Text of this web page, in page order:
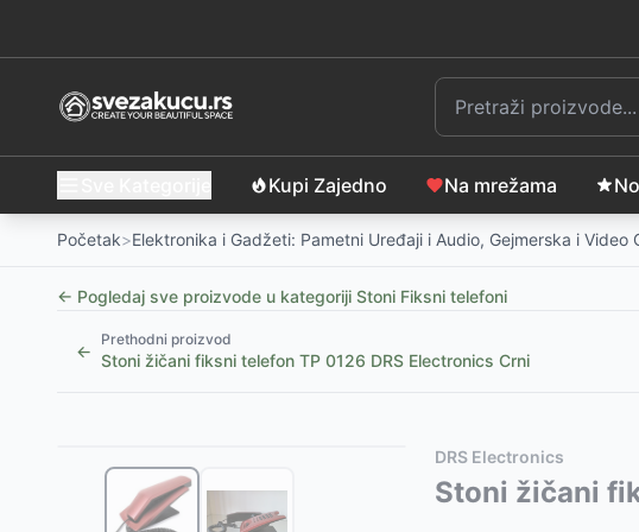
Kupi Zajedno Na mrežama
Početak>Elektronika i Gadžeti: Pametni Uređaji i Audio, Gejmerska i Video
← Pogledaj sve proizvode u kategoriji Stoni Fiksni telefoni
←
Prethodni proizvod
Stoni žičani fiksni telefon TP 0126 DRS Electronics Crni
Fiksni telefon Butler outdoor 2010 vodootporan- 11399RSD
Telefon Panasonic KX-TS520FXB crni
Ovaj proizvod nije dostupan, pogledajte slične proizvode:
Fiksni telefon Butler outdoor 2010 vodootporan
DRS Electronics
Stoni žičani